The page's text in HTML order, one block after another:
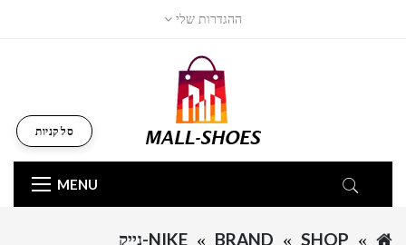
ההגדרות שלי
MENU
סל קניות
SHOP
BRAND
NIKE-נייק